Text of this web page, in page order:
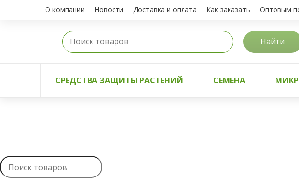
О компании Новости Доставка и оплата Как заказать Оптовым
Найти
СРЕДСТВА ЗАЩИТЫ РАСТЕНИЙ СЕМЕНА